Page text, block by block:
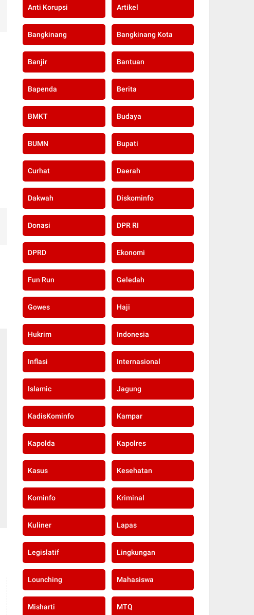
Anti Korupsi Artikel
Bangkinang Bangkinang Kota
Banjir Bantuan
Bapenda Berita
BMKT Budaya
BUMN Bupati
Curhat Daerah
Dakwah Diskominfo
Donasi DPR RI
DPRD Ekonomi
Fun Run Geledah
Gowes Haji
Hukrim Indonesia
Inflasi Internasional
Islamic Jagung
KadisKominfo Kampar
Kapolda Kapolres
Kasus Kesehatan
Kominfo Kriminal
Kuliner Lapas
Legislatif Lingkungan
Lounching Mahasiswa
Misharti MTQ